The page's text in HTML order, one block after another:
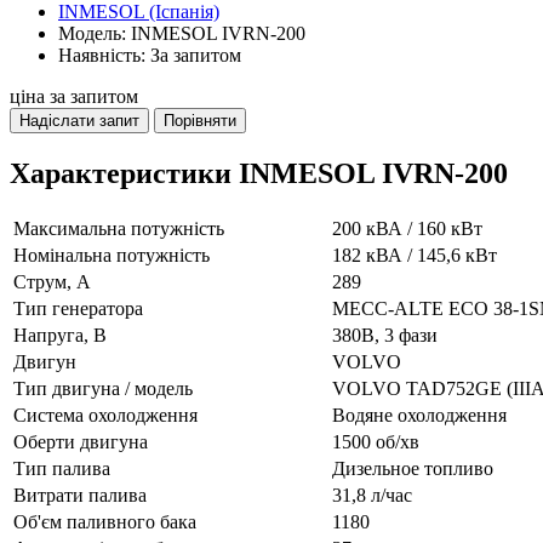
INMESOL (Іспанія)
Модель: INMESOL IVRN-200
Наявність: За запитом
ціна за запитом
Надіслати запит Порівняти
Характеристики INMESOL IVRN-200
Максимальна потужність
200 кВА / 160 кВт
Номінальна потужність
182 кВА / 145,6 кВт
Струм, А
289
Тип генератора
MECC-ALTE ECO 38-
Напруга, В
380В, 3 фази
Двигун
VOLVO
Тип двигуна / модель
VOLVO TAD752GE
Система охолодження
Водяне охолодження
Оберти двигуна
1500 об/хв
Тип палива
Дизельное топливо
Витрати палива
31,8 л/час
Об'єм паливного бака
1180